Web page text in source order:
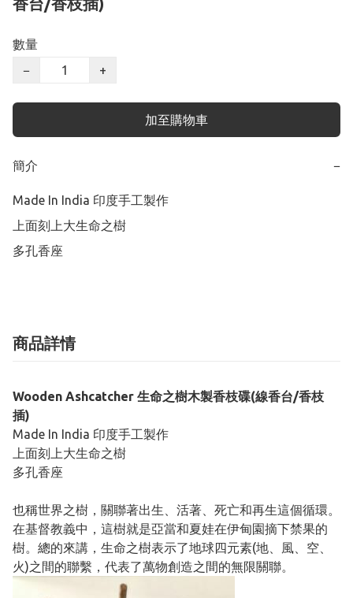
香台/香枝插)
數量
−
+
加至購物車
簡介 −
Made In India 印度手工製作
上面刻上大生命之樹
多孔香座
商品詳情
Wooden Ashcatcher 生命之樹木製香枝碟(線香台/香枝
插)
Made In India 印度手工製作
上面刻上大生命之樹
多孔香座
也稱世界之樹，關聯著出生、活著、死亡和再生這個循環。
在基督教義中，這樹就是亞當和夏娃在伊甸園摘下禁果的
樹。總的來講，生命之樹表示了地球四元素(地、風、空、
火)之間的聯繫，代表了萬物創造之間的無限關聯。